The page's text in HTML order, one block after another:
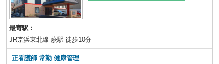
最寄駅：
JR京浜東北線 蕨駅 徒歩10分
正看護師 常勤 健康管理